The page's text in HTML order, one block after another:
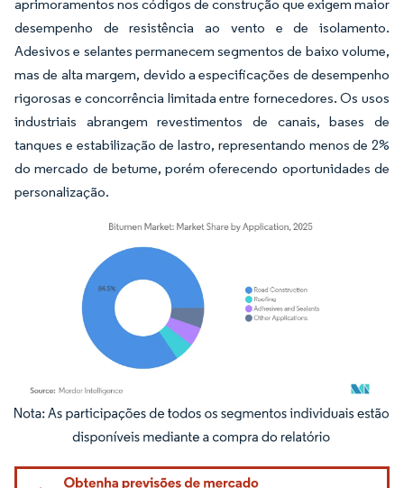
aprimoramentos nos códigos de construção que exigem maior
desempenho de resistência ao vento e de isolamento.
Adesivos e selantes permanecem segmentos de baixo volume,
mas de alta margem, devido a especificações de desempenho
rigorosas e concorrência limitada entre fornecedores. Os usos
industriais abrangem revestimentos de canais, bases de
tanques e estabilização de lastro, representando menos de 2%
do mercado de betume, porém oferecendo oportunidades de
personalização.
Imagem © Mordor Intelligence. O reuso requer atribuição conforme CC BY 4.0.